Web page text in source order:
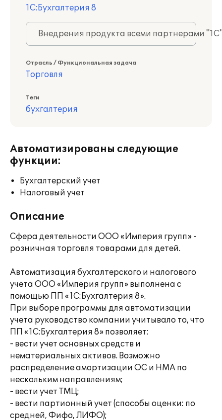
1С:Бухгалтерия 8
Внедрения продукта всеми партнерами
Отрасль / Функциональная задача
Торговля
Теги
бухгалтерия
Автоматизированы следующие
функции:
Бухгалтерский учет
Налоговый учет
Описание
Сфера деятельности ООО «Империя групп» -
розничная торговля товарами для детей.
Автоматизация бухгалтерского и налогового
учета ООО «Империя групп» выполнена с
помощью ПП «1С:Бухгалтерия 8».
При выборе программы для автоматизации
учета руководство компании учитывало то, что
ПП «1С:Бухгалтерия 8» позволяет:
- вести учет основных средств и
нематериальных активов. Возможно
распределение амортизации ОС и НМА по
нескольким направлениям;
- вести учет ТМЦ;
- вести партионный учет (способы оценки: по
средней, Фифо, ЛИФО);